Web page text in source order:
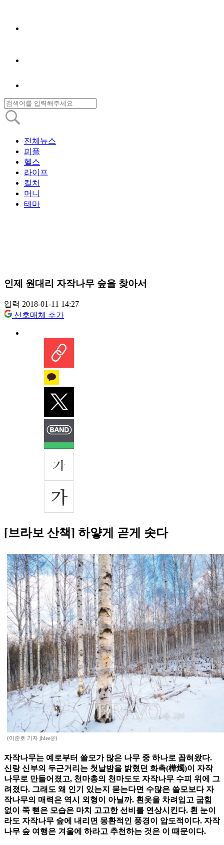
전체뉴스
피플
헬스
라이프
컬처
머니
테마
인제 원대리 자작나무 숲을 찾아서
입력 2018-01-11 14:27
선호매체 추가
[브라보 산책] 하얗게 곧게 솟다
(이준호 기자 jhlee@)
자작나무는 예로부터 쓸모가 많은 나무 중 하나로 꼽혀왔다.
신랑 신부의 두근거리는 첫날밤을 밝혔던 화촉(樺燭)이 자작
나무로 만들어졌고, 천마총의 천마도도 자작나무 수피 위에 그
려졌다. 그래도 왜 인기 있는지 묻는다면 수많은 쓸모보다 자
작나무의 매력은 역시 외형이 아닐까. 흰옷을 차려입고 굽힘
없이 쭉 뻗은 모습은 마치 고고한 선비를 연상시킨다. 흰 눈이
라도 자작나무 숲에 내리면 몽환적인 풍경이 압도적이다. 자작
나무 숲 여행은 겨울에 하라고 추천하는 것은 이 때문이다.